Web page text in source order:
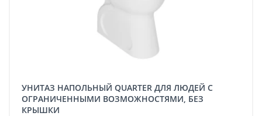
УНИТАЗ НАПОЛЬНЫЙ QUARTER ДЛЯ ЛЮДЕЙ С
ОГРАНИЧЕННЫМИ ВОЗМОЖНОСТЯМИ, БЕЗ
КРЫШКИ